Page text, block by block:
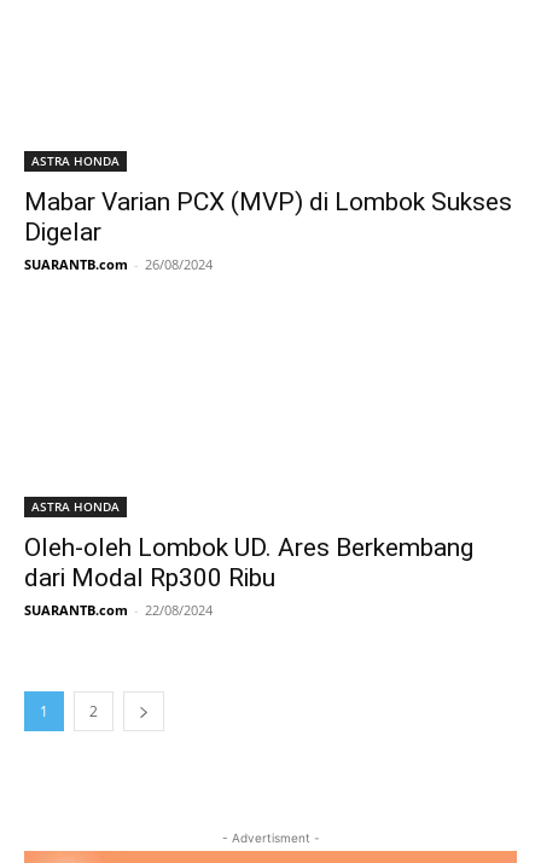
ASTRA HONDA
Mabar Varian PCX (MVP) di Lombok Sukses
Digelar
SUARANTB.com - 26/08/2024
ASTRA HONDA
Oleh-oleh Lombok UD. Ares Berkembang
dari Modal Rp300 Ribu
SUARANTB.com - 22/08/2024
1 2
- Advertisment -